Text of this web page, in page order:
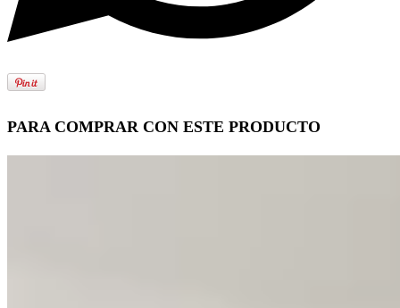
PARA COMPRAR CON ESTE PRODUCTO